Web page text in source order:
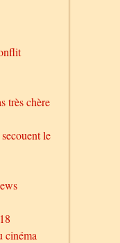
très chère
le
cinéma